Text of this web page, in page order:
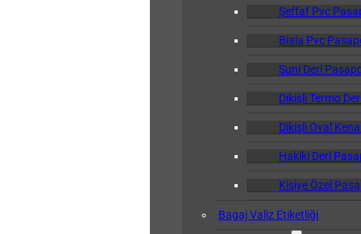
Şeffaf Pvc
Biala Pvc
Suni Deri
Dikişli Termo
Dikişli Oval
Hakiki Deri
Kişiye Özel
Bagaj Valiz Etiketliği